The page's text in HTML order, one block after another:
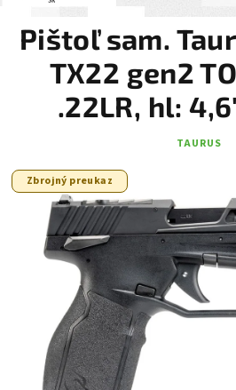
Pištoľ sam.
TX22 gen2
.22LR, hl:
TAURUS
Zbrojný preukaz